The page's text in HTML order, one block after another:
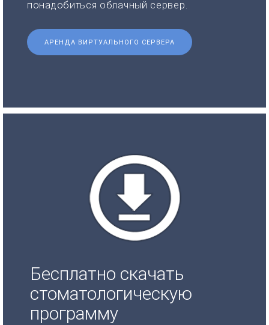
понадобиться облачный сервер.
АРЕНДА ВИРТУАЛЬНОГО СЕРВЕРА
Бесплатно скачать
стоматологическую
программу